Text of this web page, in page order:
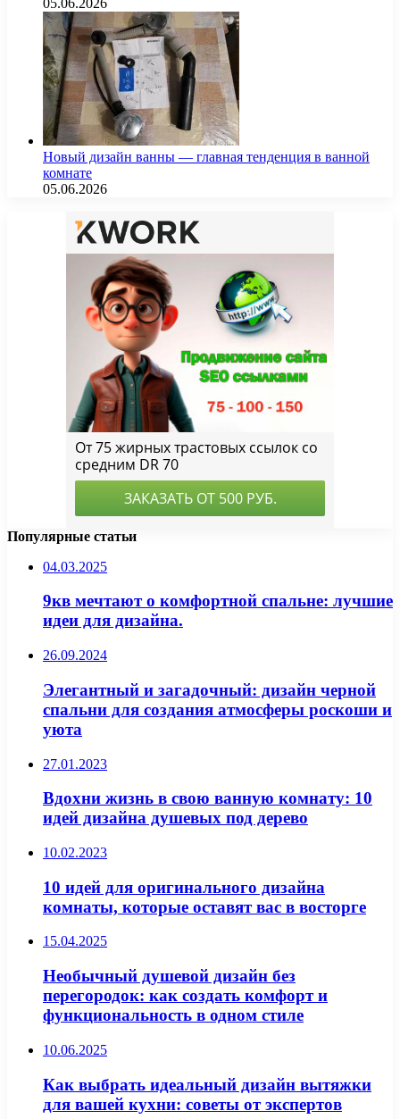
Новый дизайн ванны — главная тенденция в ванной
комнате
05.06.2026
Популярные статьи
04.03.2025
9кв мечтают о комфортной спальне: лучшие
идеи для дизайна.
26.09.2024
Элегантный и загадочный: дизайн черной
спальни для создания атмосферы роскоши и
уюта
27.01.2023
Вдохни жизнь в свою ванную комнату: 10
идей дизайна душевых под дерево
10.02.2023
10 идей для оригинального дизайна
комнаты, которые оставят вас в восторге
15.04.2025
Необычный душевой дизайн без
перегородок: как создать комфорт и
функциональность в одном стиле
10.06.2025
Как выбрать идеальный дизайн вытяжки
для вашей кухни: советы от экспертов